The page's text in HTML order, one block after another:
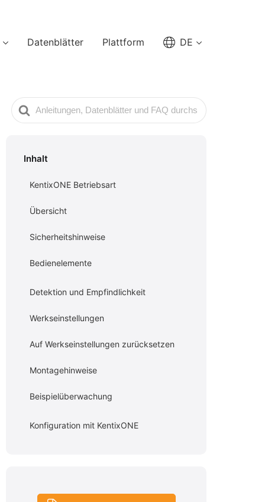
Datenblätter Plattform DE
Suche
nach
Inhalt
KentixONE Betriebsart
Übersicht
Sicherheitshinweise
Bedienelemente
Detektion und Empfindlichkeit
Werkseinstellungen
Auf Werkseinstellungen zurücksetzen
Montagehinweise
Beispielüberwachung
Konfiguration mit KentixONE